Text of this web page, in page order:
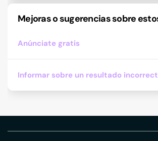
Mejoras o sugerencias sobre
Anúnciate gratis
Informar sobre un resultado